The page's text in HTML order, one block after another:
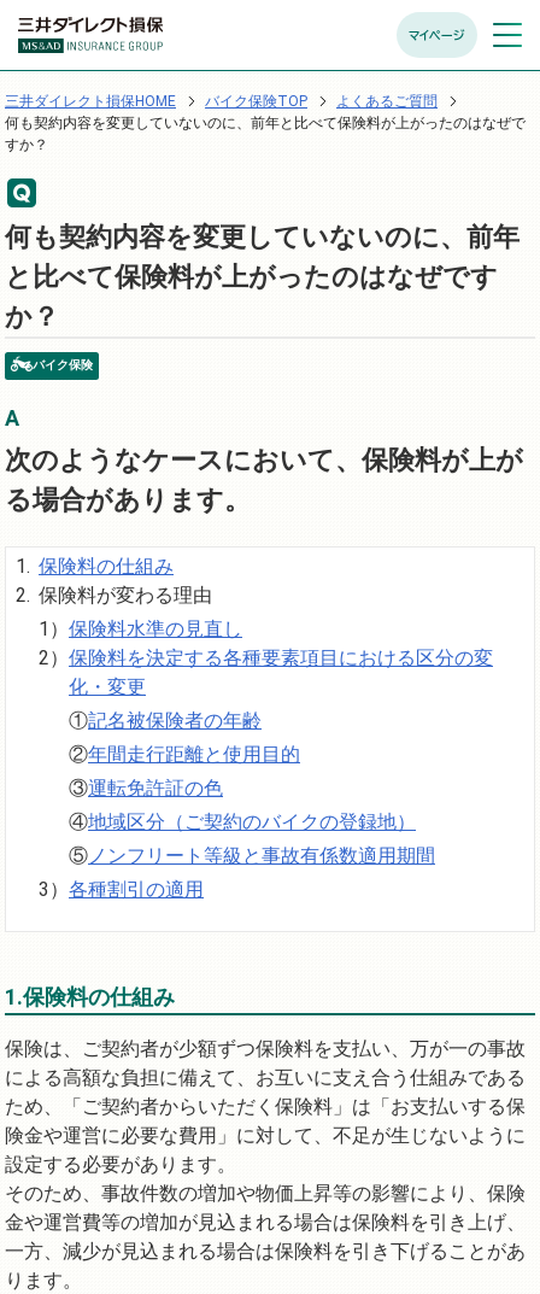
マイページ メニュ
開く
三井ダイレクト損保HOME バイク保険TOP
よくあるご質問
何も契約内容を変更していないのに、前年と比べて保険料が上がったのはなぜで
すか？
何も契約内容を変更していないのに、前年
と比べて保険料が上がったのはなぜです
か？
バイク保険
次のようなケースにおいて、保険料が上が
る場合があります。
保険料の仕組み
保険料が変わる理由
保険料水準の見直し
保険料を決定する各種要素項目における区分の変
化・変更
記名被保険者の年齢
年間走行距離と使用目的
運転免許証の色
地域区分（ご契約のバイクの登録地）
ノンフリート等級と事故有係数適用期間
各種割引の適用
1.保険料の仕組み
保険は、ご契約者が少額ずつ保険料を支払い、万が一の事故
による高額な負担に備えて、お互いに支え合う仕組みである
ため、「ご契約者からいただく保険料」は「お支払いする保
険金や運営に必要な費用」に対して、不足が生じないように
設定する必要があります。
そのため、事故件数の増加や物価上昇等の影響により、保険
金や運営費等の増加が見込まれる場合は保険料を引き上げ、
一方、減少が見込まれる場合は保険料を引き下げることがあ
ります。